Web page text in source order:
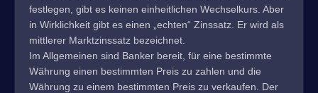
festlegen, gibt es keinen einheitlichen Wechselkurs. Aber
in Wirklichkeit gibt es einen „echten“ Zinssatz. Er wird als
mittlerer Marktzinssatz bezeichnet.
Im Allgemeinen sind Banker bereit, für eine bestimmte
Währung einen bestimmten Preis zu zahlen und die
Währung zu einem bestimmten Preis zu verkaufen. Der